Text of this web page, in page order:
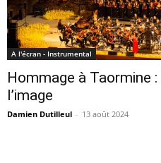
A l'écran - Instrumental
Hommage à Taormine :
l’image
Damien Dutilleul - 13 août 2024